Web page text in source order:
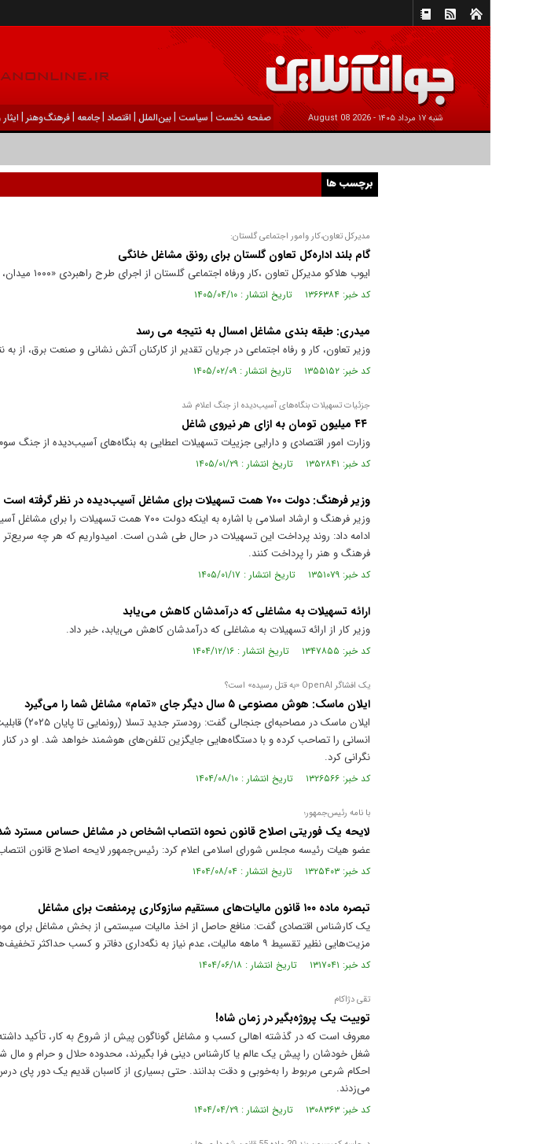
شنبه ۱۷ مرداد ۱۴۰۵ - 2026 August 08 صفحه نخست | سیاست |بين‌الملل | اقتصاد |جامعه |فرهنگ‌و‌هنر |
برچسب ها
مدیرکل تعاون،کار وامور اجتماعی گلستان:
گام بلند اداره‌کل تعاون گلستان برای رونق مشاغل خانگی
ایوب هلاکو مدیرکل تعاون ،کار ورفاه اجتماعی گلستان از اجرای طرح راهبردی «۱۰۰۰ میدان، ۱۰۰۰ بازار» خبر داد.
کد خبر: ۱۳۶۶۳۸۴ تاریخ انتشار : ۱۴۰۵/۰۴/۱۰
میدری: طبقه بندی مشاغل امسال به نتیجه می رسد
وزیر تعاون، کار و رفاه اجتماعی در جریان تقدیر از کارکنان آتش نشانی و صنعت برق،
کد خبر: ۱۳۵۵۱۵۲ تاریخ انتشار : ۱۴۰۵/۰۲/۰۹
جزئیات تسهیلات بنگاه‌های آسیب‌دیده از جنگ اعلام شد
۴۴ میلیون تومان به ازای هر نیروی شاغل
وزارت امور اقتصادی و دارایی جزییات تسهیلات اعطایی به بنگاه‌های آسیب‌دیده از جنگ
کد خبر: ۱۳۵۲۸۴۱ تاریخ انتشار : ۱۴۰۵/۰۱/۲۹
وزیر فرهنگ: دولت ۷۰۰ همت تسهیلات برای مشاغل آسیب‌دیده در نظر گرفته است
وزیر فرهنگ و ارشاد اسلامی با اشاره به اینکه
ادامه داد: روند پرداخت این تسهیلات در حال طی شدن است. امیدواریم که هر چه
فرهنگ و هنر را پرداخت کنند.
کد خبر: ۱۳۵۱۰۷۹ تاریخ انتشار : ۱۴۰۵/۰۱/۱۷
ارائه تسهیلات به مشاغلی که درآمدشان کاهش می‌یابد
وزیر کار از ارائه تسهیلات به مشاغلی که درآمدشان کاهش می‌یابد، خبر داد.
کد خبر: ۱۳۴۷۸۵۵ تاریخ انتشار : ۱۴۰۴/۱۲/۱۶
یک افشاگر OpenAI «به قتل رسیده» است؟
ایلان ماسک: هوش مصنوعی ۵ سال دیگر جای «تمام» مشاغل شما را می‌گیرد
ایلان ماسک
نگرانی کرد.
کد خبر: ۱۳۲۶۵۶۶ تاریخ انتشار : ۱۴۰۴/۰۸/۱۰
با نامه‌ رئیس‌جمهور؛
لایحه یک فوریتی اصلاح قانون نحوه انتصاب اشخاص در مشاغل حساس مسترد
عضو هیات رئیسه مجلس شورای اسلامی اعلام کرد: رئیس‌جمهور لایحه اصلاح قانون
کد خبر: ۱۳۲۵۴۰۳ تاریخ انتشار : ۱۴۰۴/۰۸/۰۴
تبصره ماده ۱۰۰ قانون مالیات‌های مستقیم سازوکاری پرمنفعت برای مشاغل
یک کارشناس اقتصادی گفت: منافع حاصل از اخذ مالیات سیستمی از بخش مشاغل برای
مزیت‌هایی نظیر تقسیط ۹ ماهه مالیات، عدم نیاز به نگه‌داری دفاتر و کسب حداکثر تخفیف‌ها و معافیت‌های مالیاتی خواهد شد.
کد خبر: ۱۳۱۷۰۴۱ تاریخ انتشار : ۱۴۰۴/۰۶/۱۸
تقی دژاکام
توییت یک پروژه‌بگیر در زمان شاه!
معروف است که در گذشته اهالی کسب و مشاغل گوناگون پیش از شروع به کار، تأکید
شغل خودشان را پیش یک عالم یا کارشناس دینی فرا بگیرند، محدوده حلال و حرام و
احکام شرعی مربوط را به‌خوبی و دقت بدانند. حتی بسیاری از کاسبان قدیم یک دور پای
می‌زدند.
کد خبر: ۱۳۰۸۳۶۳ تاریخ انتشار : ۱۴۰۴/۰۴/۲۹